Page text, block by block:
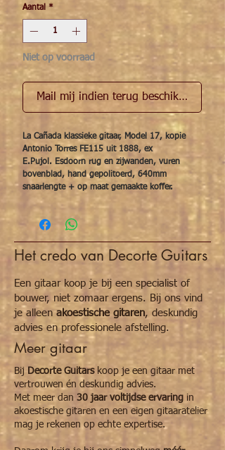
Aantal *
Niet op voorraad
Mail mij indien terug beschikbaar
La Cañada klassieke gitaar, Model 17, kopie
Antonio Torres FE115 uit 1888, ex
E.Pujol. Esdoorn rug en zijwanden, vuren
bovenblad, hand gepolitoerd, 640mm
snaarlengte + op maat gemaakte koffer.
Het credo van Decorte Guitars
Een gitaar koop je bij een specialist of
bouwer, niet zomaar ergens. Bij ons vind
je alleenakoestische gitaren, deskundig
advies en professionele afstelling.
Meer gitaar
Bij Decorte Guitarskoop je een gitaar met
vertrouwen én deskundig advies.
Met meer dan 30 jaar voltijdse ervaring in
akoestische gitaren en een eigen gitaaratelier
mag je rekenen op echte expertise.